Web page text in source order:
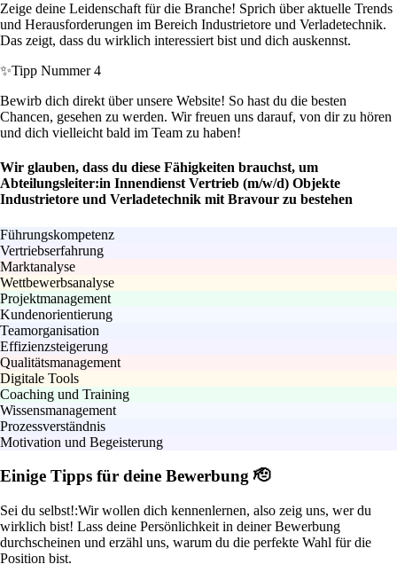
Zeige deine Leidenschaft für die Branche! Sprich über aktuelle Trends
und Herausforderungen im Bereich Industrietore und Verladetechnik.
Das zeigt, dass du wirklich interessiert bist und dich auskennst.
✨Tipp Nummer 4
Bewirb dich direkt über unsere Website! So hast du die besten
Chancen, gesehen zu werden. Wir freuen uns darauf, von dir zu hören
und dich vielleicht bald im Team zu haben!
Wir glauben, dass du diese Fähigkeiten brauchst, um
Abteilungsleiter:in Innendienst Vertrieb (m/w/d) Objekte
Industrietore und Verladetechnik mit Bravour zu bestehen
Führungskompetenz
Vertriebserfahrung
Marktanalyse
Wettbewerbsanalyse
Projektmanagement
Kundenorientierung
Teamorganisation
Effizienzsteigerung
Qualitätsmanagement
Digitale Tools
Coaching und Training
Wissensmanagement
Prozessverständnis
Motivation und Begeisterung
Einige Tipps für deine Bewerbung 🫡
Sei du selbst!:Wir wollen dich kennenlernen, also zeig uns, wer du
wirklich bist! Lass deine Persönlichkeit in deiner Bewerbung
durchscheinen und erzähl uns, warum du die perfekte Wahl für die
Position bist.